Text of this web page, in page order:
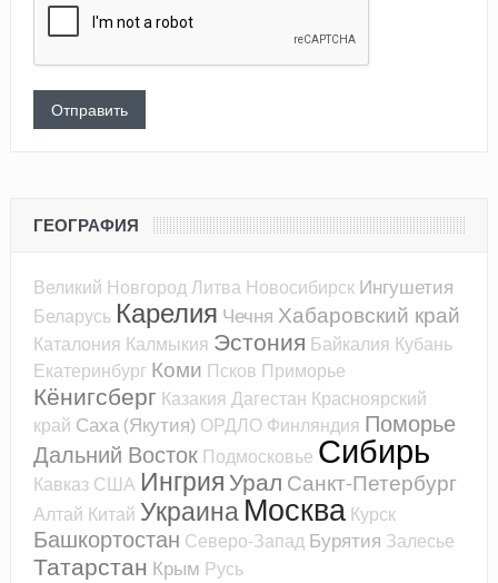
ГЕОГРАФИЯ
Великий НовгородЛитва Новосибирск Ингушетия
Беларусь Карелия Чечня Хабаровский край
Каталония Калмыкия Эстония Байкалия Кубань
Екатеринбург Коми Псков Приморье
Кёнигсберг Казакия Дагестан Красноярский
край Саха (Якутия) ОРДЛО Финляндия Поморье
Дальний Восток Подмосковье Сибирь
Кавказ США Ингрия Урал Санкт-Петербург
Алтай Китай УкраинаМосква Курск
Башкортостан Северо-Запад Бурятия Залесье
Татарстан Крым Русь